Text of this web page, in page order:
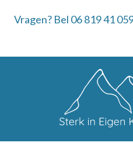
Vragen? Bel 06 819 41